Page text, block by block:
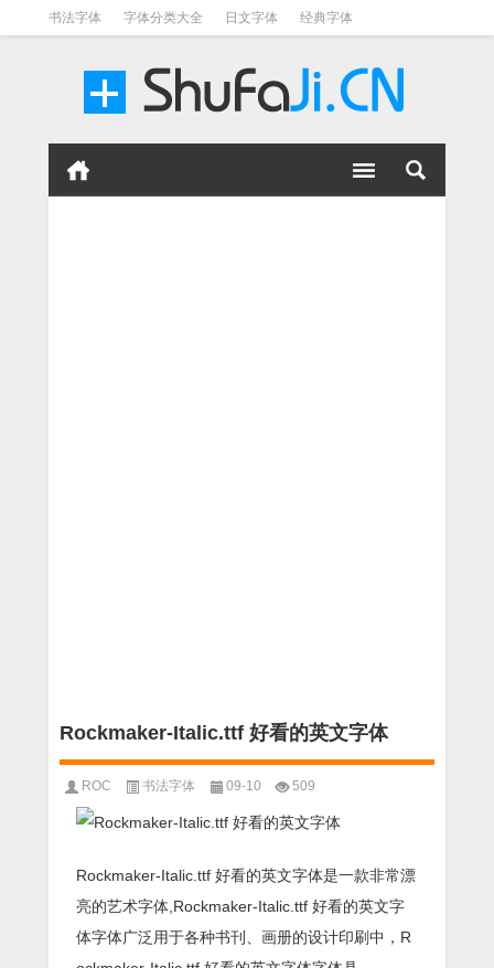
书法字体 字体分类大全 日文字体 经典字体
Rockmaker-Italic.ttf 好看的英文字体
ROC 书法字体 09-10 509
Rockmaker-Italic.ttf 好看的英文字体是一款非常漂
亮的艺术字体,Rockmaker-Italic.ttf 好看的英文字
体字体广泛用于各种书刊、画册的设计印刷中，R